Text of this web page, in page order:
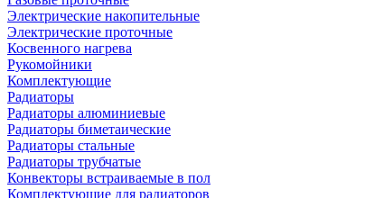
Электрические накопительные
Электрические проточные
Косвенного нагрева
Рукомойники
Комплектующие
Радиаторы
Радиаторы алюминиевые
Радиаторы биметаические
Радиаторы стальные
Радиаторы трубчатые
Конвекторы встраиваемые в пол
Комплектующие для радиаторов